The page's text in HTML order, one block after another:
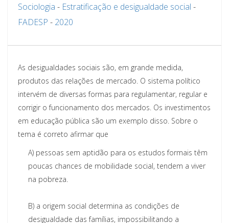
Sociologia - Estratificação e desigualdade social -
FADESP - 2020
As desigualdades sociais são, em grande medida,
produtos das relações de mercado. O sistema político
intervém de diversas formas para regulamentar, regular e
corrigir o funcionamento dos mercados. Os investimentos
em educação pública são um exemplo disso. Sobre o
tema é correto afirmar que
A) pessoas sem aptidão para os estudos formais têm
poucas chances de mobilidade social, tendem a viver
na pobreza.
B) a origem social determina as condições de
desigualdade das famílias, impossibilitando a